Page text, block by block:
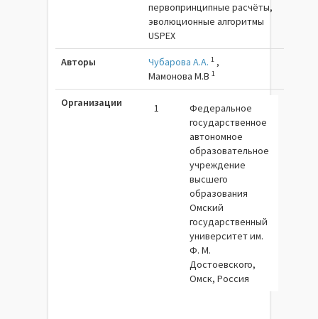
первопринципные расчёты,
эволюционные алгоритмы
USPEX
Авторы Чубарова А.А. 1 ,
Мамонова М.В1
Организации 1
Федеральное
государственное
автономное
образовательное
учреждение
высшего
образования
Омский
государственный
университет им.
Ф. М.
Достоевского,
Омск, Россия